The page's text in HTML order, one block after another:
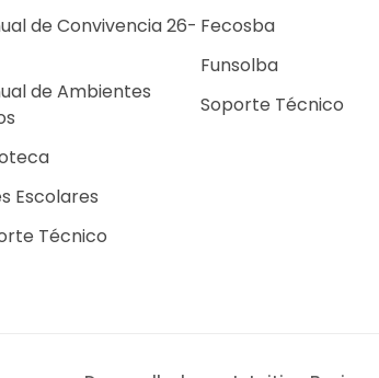
Institucionales
de Convivencia 26-
de Ambientes
Escolares
Técnico
Fecosba
Funsolba
Soporte Técnico